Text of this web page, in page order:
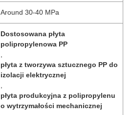
Around 30-40 MPa
Dostosowana płyta
polipropylenowa PP
płyta z tworzywa sztucznego PP do
izolacji elektrycznej
płyta produkcyjna z polipropylenu
o wytrzymałości mechanicznej